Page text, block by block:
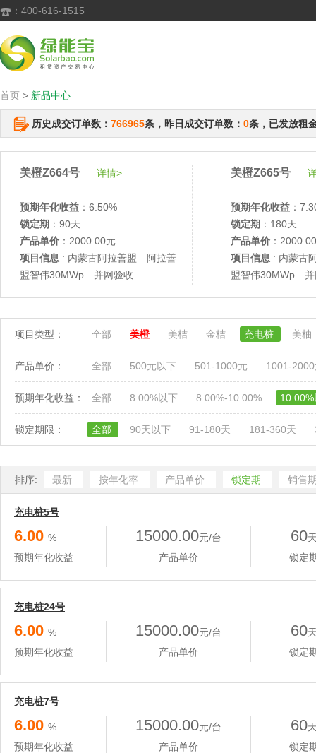
 ：400-616-1515
首页 > 新品中心
历史成交订单数： 766965条，昨日成交订单数： 0条，已发放租
美橙Z664号 详情>
预期年化收益 ：6.50%
锁定期 ：90天
产品单价 ：2000.00元
项目信息 : 内蒙古阿拉善盟 阿拉善
盟智伟30MWp 并网验收
美橙Z665号
预期年化收益 ：
锁定期 ：180天
产品单价 ：
项目信息 : 内蒙古
盟智伟30MWp 并
项目类型： 全部 美橙 美桔 金桔 充电桩 美柚
产品单价： 全部 500元以下 501-1000元 1001-
预期年化收益： 全部 8.00%以下 8.00%-10.00%
锁定期限： 全部 90天以下 91-180天 181-360天
排序: 最新 按年化率 产品单价 锁定期 销售
充电桩5号
6.00 %
预期年化收益
15000.00元/台
产品单价
60
锁定
充电桩24号
6.00 %
预期年化收益
15000.00元/台
产品单价
60
锁定
充电桩7号
6.00 %
预期年化收益
15000.00元/台
产品单价
60
锁定